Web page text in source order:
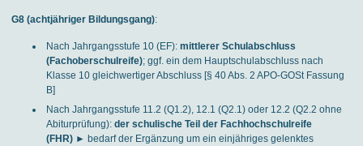
G8 (achtjähriger Bildungsgang):
Nach Jahrgangsstufe 10 (EF): mittlerer Schulabschluss
(Fachoberschulreife); ggf. ein dem Hauptschulabschluss nach
Klasse 10 gleichwertiger Abschluss [§ 40 Abs. 2 APO-GOSt Fassung
B]
Nach Jahrgangsstufe 11.2 (Q1.2), 12.1 (Q2.1) oder 12.2 (Q2.2 ohne
Abiturprüfung): der schulische Teil der Fachhochschulreife
(FHR) ► bedarf der Ergänzung um ein einjähriges gelenktes